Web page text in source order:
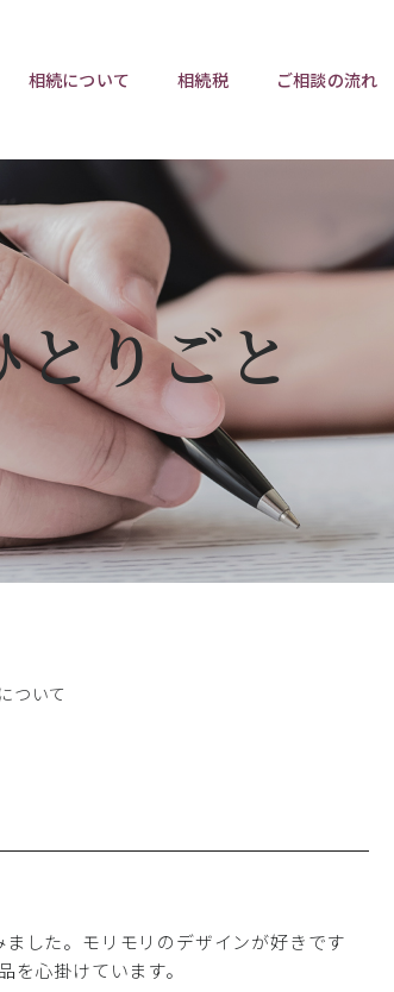
相続について
相続トラブルチェックリスト
ンロード 任意後見制度
相続税 ご相談の流れ
りごと
ついて
した。モリモリのデザインが好きです
心掛けています。